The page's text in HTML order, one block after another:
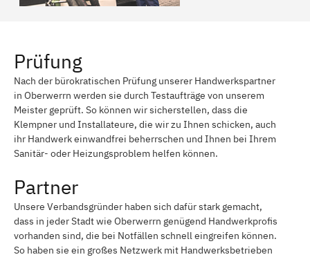
Prüfung
Nach der bürokratischen Prüfung unserer Handwerkspartner
in Oberwerrn werden sie durch Testaufträge von unserem
Meister geprüft. So können wir sicherstellen, dass die
Klempner und Installateure, die wir zu Ihnen schicken, auch
ihr Handwerk einwandfrei beherrschen und Ihnen bei Ihrem
Sanitär- oder Heizungsproblem helfen können.
Partner
Unsere Verbandsgründer haben sich dafür stark gemacht,
dass in jeder Stadt wie Oberwerrn genügend Handwerkprofis
vorhanden sind, die bei Notfällen schnell eingreifen können.
So haben sie ein großes Netzwerk mit Handwerksbetrieben